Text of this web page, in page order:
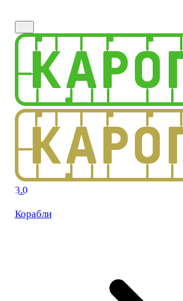
3.0
Корабли